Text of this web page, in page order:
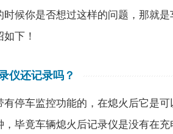
时候你是否想过这样的问题，那就
下！
仪还记录吗？
有停车监控功能的，在熄火后它是
，毕竟车辆熄火后记录仪是没有在